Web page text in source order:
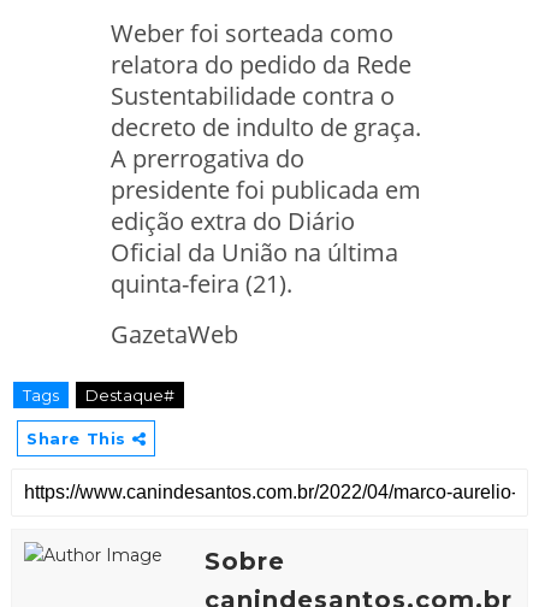
Weber foi sorteada como
relatora do pedido da Rede
Sustentabilidade contra o
decreto de indulto de graça.
A prerrogativa do
presidente foi publicada em
edição extra do Diário
Oficial da União na última
quinta-feira (21).
GazetaWeb
Tags Destaque#
Share This
Sobre
canindesantos.com.br